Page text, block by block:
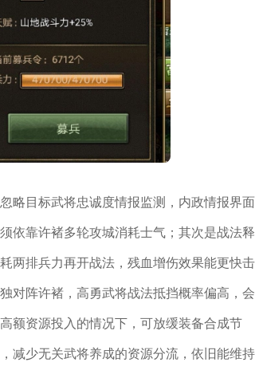
略目标武将忠诚度情报监测，内政情报界面
依靠许褚多轮攻城消耗士气；其次是战法释
两排兵力再开战法，残血增伤效果能更快击
对阵许褚，高勇武将战法抵挡概率偏高，会
额资源投入的情况下，可放缓装备合成节
减少无关武将养成的资源分流，依旧能维持